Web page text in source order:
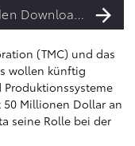
Zu den Downloads
(TMC) und das
wollen künftig
Produktionssysteme
Millionen Dollar an
seine Rolle bei der